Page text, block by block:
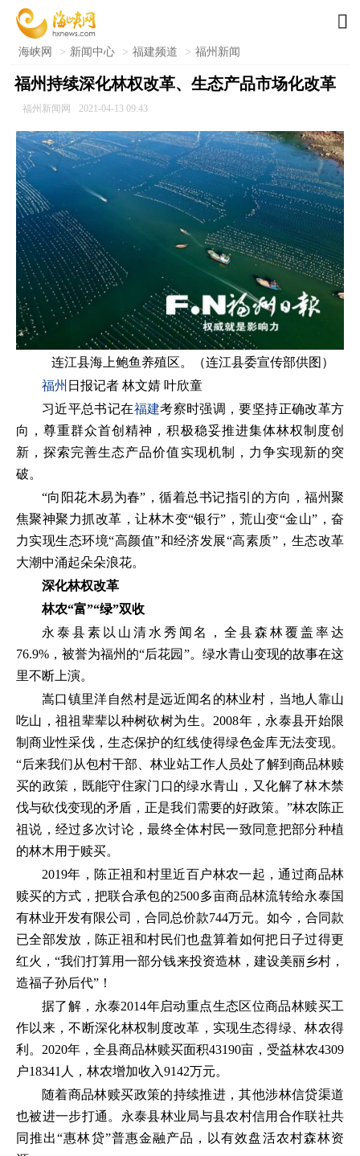

海峡网 > 新闻中心 > 福建频道 > 福州新闻
​福州持续深化林权改革、生态产品市场化改革
福州新闻网 2021-04-13 09:43
连江县海上鲍鱼养殖区。（连江县委宣传部供图）
福州 日报记者 林文婧 叶欣童
习近平总书记在福建考察时强调，要坚持正确改革方
向，尊重群众首创精神，积极稳妥推进集体林权制度创
新，探索完善生态产品价值实现机制，力争实现新的突
破。
“向阳花木易为春”，循着总书记指引的方向，福州聚
焦聚神聚力抓改革，让林木变“银行”，荒山变“金山”，奋
力实现生态环境“高颜值”和经济发展“高素质”，生态改革
大潮中涌起朵朵浪花。
深化林权改革
林农“富”“绿”双收
永泰县素以山清水秀闻名，全县森林覆盖率达
76.9%，被誉为福州的“后花园”。绿水青山变现的故事在这
里不断上演。
嵩口镇里洋自然村是远近闻名的林业村，当地人靠山
吃山，祖祖辈辈以种树砍树为生。2008年，永泰县开始限
制商业性采伐，生态保护的红线使得绿色金库无法变现。
“后来我们从包村干部、林业站工作人员处了解到商品林赎
买的政策，既能守住家门口的绿水青山，又化解了林木禁
伐与砍伐变现的矛盾，正是我们需要的好政策。”林农陈正
祖说，经过多次讨论，最终全体村民一致同意把部分种植
的林木用于赎买。
2019年，陈正祖和村里近百户林农一起，通过商品林
赎买的方式，把联合承包的2500多亩商品林流转给永泰国
有林业开发有限公司，合同总价款744万元。如今，合同款
已全部发放，陈正祖和村民们也盘算着如何把日子过得更
红火，“我们打算用一部分钱来投资造林，建设美丽乡村，
造福子孙后代”！
据了解，永泰2014年启动重点生态区位商品林赎买工
作以来，不断深化林权制度改革，实现生态得绿、林农得
利。2020年，全县商品林赎买面积43190亩，受益林农4309
户18341人，林农增加收入9142万元。
随着商品林赎买政策的持续推进，其他涉林信贷渠道
也被进一步打通。永泰县林业局与县农村信用合作联社共
同推出“惠林贷”普惠金融产品，以有效盘活农村森林资